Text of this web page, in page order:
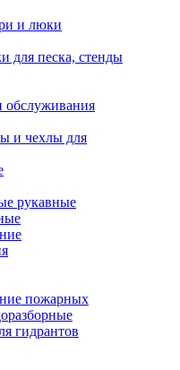
и люки
песка, стенды
обслуживания
и чехлы для
рукавные
пожарных
гидрантов